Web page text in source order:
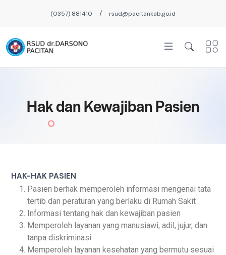
(0357) 881410 / rsud@pacitankab.go.id
Hak dan Kewajiban Pasien
HAK-HAK PASIEN
Pasien berhak memperoleh informasi mengenai tata
tertib dan peraturan yang berlaku di Rumah Sakit
Informasi tentang hak dan kewajiban pasien
Memperoleh layanan yang manusiawi, adil, jujur, dan
tanpa diskriminasi
Memperoleh layanan kesehatan yang bermutu sesuai